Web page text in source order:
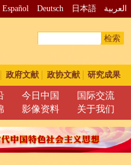
Español Deutsch 日本語 العربية
检索
政府文献 政协文献 研究成果
今日中国
国际交流
影像资料 关于我们